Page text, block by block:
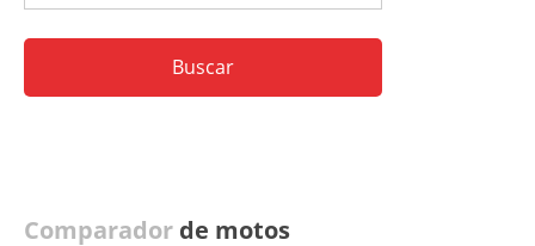
Comparador de motos